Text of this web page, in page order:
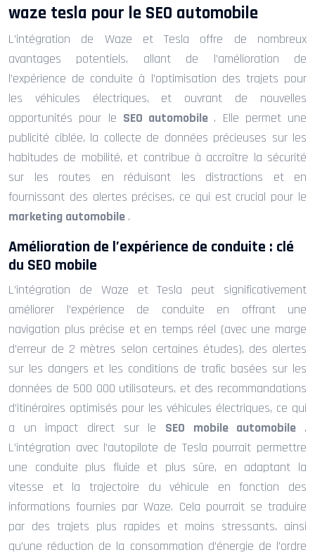
waze tesla pour le SEO automobile
L’intégration de Waze et Tesla offre de nombreux
avantages potentiels, allant de l’amélioration de
l’expérience de conduite à l’optimisation des trajets pour
les véhicules électriques, et ouvrant de nouvelles
opportunités pour le SEO automobile . Elle permet une
publicité ciblée, la collecte de données précieuses sur les
habitudes de mobilité, et contribue à accroître la sécurité
sur les routes en réduisant les distractions et en
fournissant des alertes précises, ce qui est crucial pour le
marketing automobile .
Amélioration de l’expérience de conduite : clé
du SEO mobile
L’intégration de Waze et Tesla peut significativement
améliorer l’expérience de conduite en offrant une
navigation plus précise et en temps réel (avec une marge
d’erreur de 2 mètres selon certaines études), des alertes
sur les dangers et les conditions de trafic basées sur les
données de 500 000 utilisateurs, et des recommandations
d’itinéraires optimisés pour les véhicules électriques, ce qui
a un impact direct sur le SEO mobile automobile .
L’intégration avec l’autopilote de Tesla pourrait permettre
une conduite plus fluide et plus sûre, en adaptant la
vitesse et la trajectoire du véhicule en fonction des
informations fournies par Waze. Cela pourrait se traduire
par des trajets plus rapides et moins stressants, ainsi
qu’une réduction de la consommation d’énergie de l’ordre